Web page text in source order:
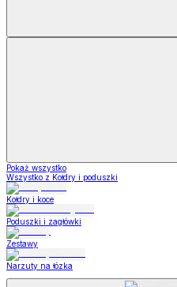
Pokaż wszystko
Wszystko z Kołdry i poduszki
Kołdry i koce
Poduszki i zagłówki
Zestawy
Narzuty na łózka